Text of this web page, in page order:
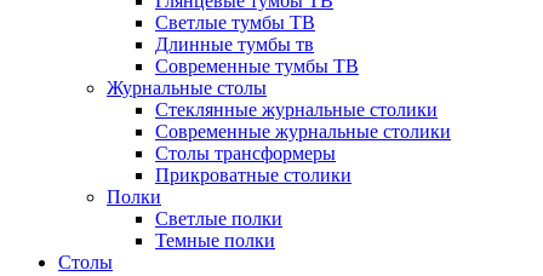
Светлые тумбы ТВ
Длинные тумбы тв
Современные тумбы ТВ
Журнальные столы
Стеклянные журнальные столики
Современные журнальные столики
Столы трансформеры
Прикроватные столики
Полки
Светлые полки
Темные полки
Столы